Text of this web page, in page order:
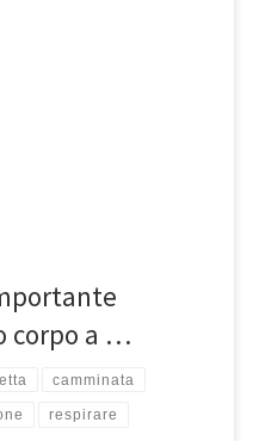
corpo a …
camminata
respirare